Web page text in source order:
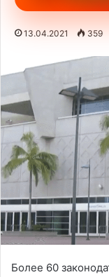
13.04.2021 359
Более 60